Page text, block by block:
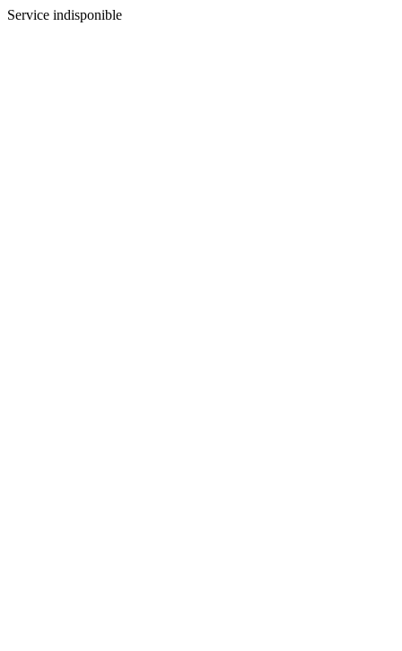
Service indisponible